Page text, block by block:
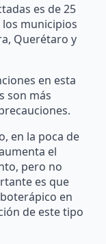
es de 25
los municipios
Querétaro y
en esta
son más
en la poca de
el
pero no
es que
en
de este tipo